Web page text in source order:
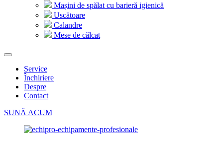
Mașini de spălat cu barieră igienică
Uscătoare
Calandre
Mese de călcat
Service
Închiriere
Despre
Contact
SUNĂ ACUM